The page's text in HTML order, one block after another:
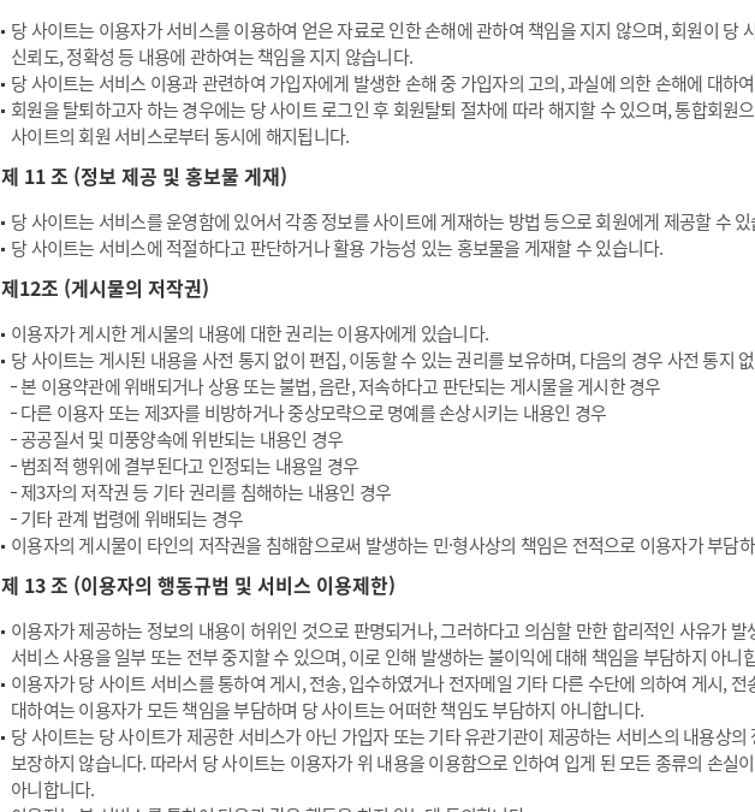
당 사이트는 이용자가 서비스를 이용하여 얻은 자료로 인한 손해에 관하여 책임을 지지 않으며, 회원이 당
신뢰도, 정확성 등 내용에 관하여는 책임을 지지 않습니다.
당 사이트는 서비스 이용과 관련하여 가입자에게 발생한 손해 중 가입자의 고의, 과실에 의한 손해에 대하
회원을 탈퇴하고자 하는 경우에는 당 사이트 로그인 후 회원탈퇴 절차에 따라 해지할 수 있으며, 통합회원
사이트의 회원 서비스로부터 동시에 해지됩니다.
제 11 조 (정보 제공 및 홍보물 게재)
당 사이트는 서비스를 운영함에 있어서 각종 정보를 사이트에 게재하는 방법 등으로 회원에게 제공할 수
당 사이트는 서비스에 적절하다고 판단하거나 활용 가능성 있는 홍보물을 게재할 수 있습니다.
제12조 (게시물의 저작권)
이용자가 게시한 게시물의 내용에 대한 권리는 이용자에게 있습니다.
당 사이트는 게시된 내용을 사전 통지 없이 편집, 이동할 수 있는 권리를 보유하며, 다음의 경우 사전 통지
본 이용약관에 위배되거나 상용 또는 불법, 음란, 저속하다고 판단되는 게시물을 게시한 경우
다른 이용자 또는 제3자를 비방하거나 중상모략으로 명예를 손상시키는 내용인 경우
공공질서 및 미풍양속에 위반되는 내용인 경우
범죄적 행위에 결부된다고 인정되는 내용일 경우
제3자의 저작권 등 기타 권리를 침해하는 내용인 경우
기타 관계 법령에 위배되는 경우
이용자의 게시물이 타인의 저작권을 침해함으로써 발생하는 민·형사상의 책임은 전적으로 이용자가 부담
제 13 조 (이용자의 행동규범 및 서비스 이용제한)
이용자가 제공하는 정보의 내용이 허위인 것으로 판명되거나, 그러하다고 의심할 만한 합리적인 사유가
서비스 사용을 일부 또는 전부 중지할 수 있으며, 이로 인해 발생하는 불이익에 대해 책임을 부담하지 아니
이용자가 당 사이트 서비스를 통하여 게시, 전송, 입수하였거나 전자메일 기타 다른 수단에 의하여 게시,
대하여는 이용자가 모든 책임을 부담하며 당 사이트는 어떠한 책임도 부담하지 아니합니다.
당 사이트는 당 사이트가 제공한 서비스가 아닌 가입자 또는 기타 유관기관이 제공하는 서비스의 내용상의
보장하지 않습니다. 따라서 당 사이트는 이용자가 위 내용을 이용함으로 인하여 입게 된 모든 종류의 손실
아니합니다.